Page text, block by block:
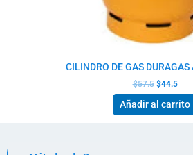
CILINDRO DE GAS
$57.5 $44.5
Añadir al carrito